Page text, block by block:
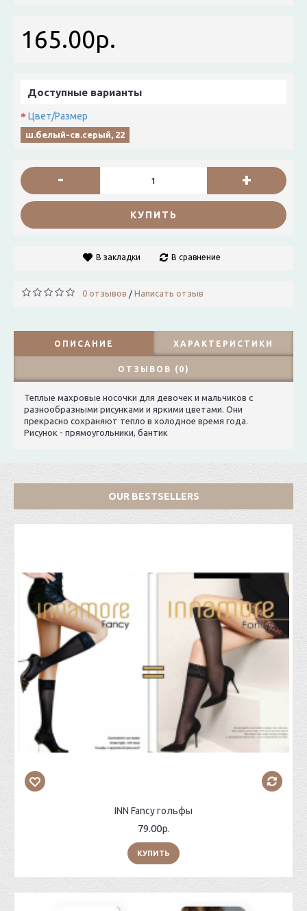
165.00р.
Доступные варианты
Цвет/Размер
ш.белый-св.серый, 22
- +
КУПИТЬ
В закладки В сравнение
0 отзывов / Написать отзыв
ОПИСАНИЕ ХАРАКТЕРИСТИКИ
ОТЗЫВОВ (0)
Теплые махровые носочки для девочек и мальчиков с
разнообразными рисунками и яркими цветами. Они
прекрасно сохраняют тепло в холодное время года.
Рисунок - прямоугольники, бантик
OUR BESTSELLERS
INN Fancy гольфы
79.00р.
КУПИТЬ